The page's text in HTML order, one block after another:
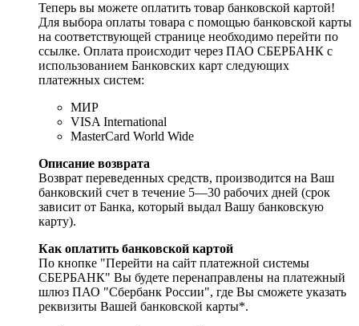
Теперь вы можете оплатить товар банковской картой!
Для выбора оплаты товара с помощью банковской карты
на соответствующей странице необходимо перейти по
ссылке. Оплата происходит через ПАО СБЕРБАНК с
использованием Банковских карт следующих
платежных систем:
МИР
VISA International
MasterCard World Wide
Описание возврата
Возврат переведенных средств, производится на Ваш
банковский счет в течение 5—30 рабочих дней (срок
зависит от Банка, который выдал Вашу банковскую
карту).
Как оплатить банковской картой
По кнопке "Перейти на сайт платежной системы
СБЕРБАНК" Вы будете перенаправлены на платежный
шлюз ПАО "Сбербанк России", где Вы сможете указать
реквизиты Вашей банковской карты*.